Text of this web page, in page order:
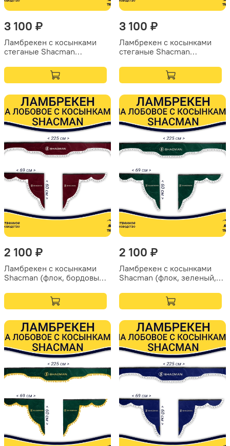
3 100 ₽
Ламбрекен с косынками
стеганые Shacman
коричневые кисточки)
3 100 ₽
Ламбрекен с косынками
стеганые Shacman
кисточки)
2 100 ₽
Ламбрекен с косынками
Shacman (флок, бордовый,
2 100 ₽
Ламбрекен с косынками
Shacman (флок, зеленый,